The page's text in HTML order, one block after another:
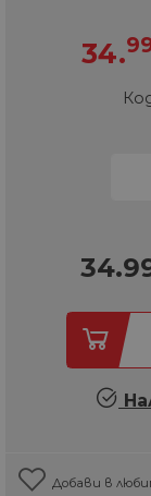
34.
Добави в